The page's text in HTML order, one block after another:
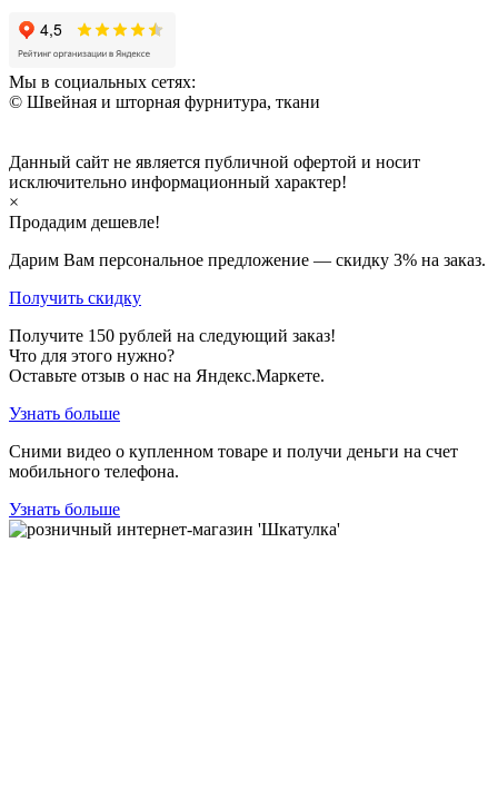
Мы в социальных сетях:
© Швейная и шторная фурнитура, ткани
Данный сайт не является публичной офертой и носит
исключительно информационный характер!
×
Продадим дешевле!
Дарим Вам персональное предложение — скидку 3% на заказ.
Получить скидку
Получите 150 рублей на следующий заказ!
Что для этого нужно?
Оставьте отзыв о нас на Яндекс.Маркете.
Узнать больше
Сними видео о купленном товаре и получи деньги на счет
мобильного телефона.
Узнать больше